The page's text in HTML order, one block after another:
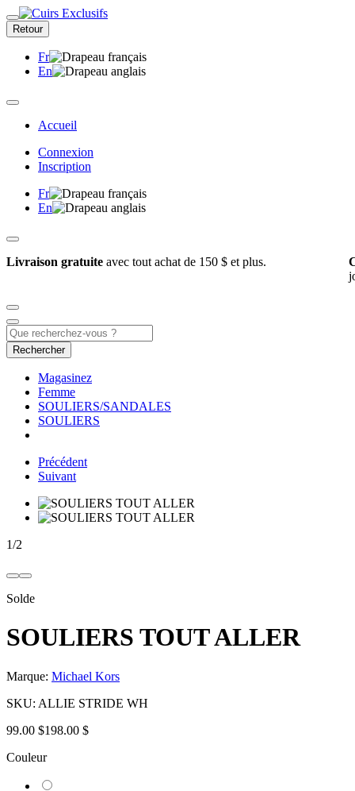
Retour
Fr
En
Accueil
Connexion
Inscription
Fr
En
Livraison gratuite avec tout achat de 150 $ et plus.
Rechercher
Magasinez
Femme
SOULIERS/SANDALES
SOULIERS
Précédent
Suivant
1/2
Solde
SOULIERS TOUT ALLER
Marque: Michael Kors
SKU: ALLIE STRIDE WH
99.00 $198.00 $
Couleur